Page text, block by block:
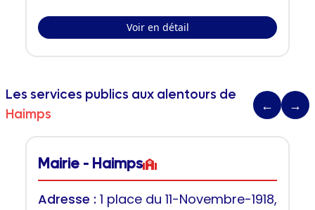
Voir en détail
Les services publics aux alentours de
Haimps
← →
Mairie - Haimps
Adresse : 1 place du 11-Novembre-1918,